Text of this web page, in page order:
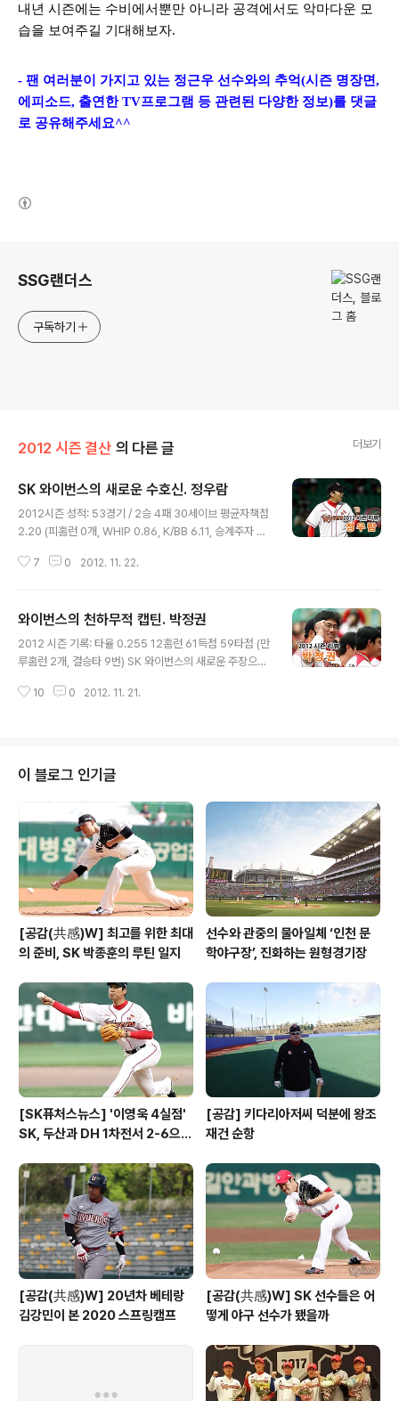
내년 시즌에는 수비에서뿐만 아니라 공격에서도 악마다운 모
습을 보여주길 기대해보자.
- 팬 여러분이 가지고 있는 정근우 선수와의 추억(시즌 명장면,
에피소드, 출연한 TV프로그램 등 관련된 다양한 정보)를 댓글
로 공유해주세요^^
SSG랜더스
구독하기
2012 시즌 결산 의 다른 글 더보기
SK 와이번스의 새로운 수호신. 정우람
2012시즌 성적: 53경기 / 2승 4패 30세이브 평균자책점
2.20 (피홈런 0개, WHIP 0.86, K/BB 6.11, 승계주자 실
으로 활약한 정우람. 최강의 좌완 셋업맨으로 이름을 알렸
문이다. 정우람은 프로 데뷔 후 7년간 16개의 세이브를 기
록했지만 풀타임 마무리로 나서는 것은 처음. 부담을 가질
수 밖에 없었다. 하지만 정우람은 4월 한 달간 8경기에서
월 잔 부상과 컨디션 난조로 힘든 시간을 보냈다. 세이브는
7 0 2012. 11. 22.
와이번스의 천하무적 캡틴. 박정권
2012 시즌 기록: 타율 0.255 12홈런 61득점 59타점 (만
루홈런 2개, 결승타 9번) SK 와이번스의 새로운 주장으로
위해 스프링캠프부터 굵은 땀방울을 흘렸다. 훈련에 매진
시즌이 시작되자 정반대의 모습을 보인다. 4월 한 달간 0.1
55의 타율을 기록하며 최악의 스타트를 끊는다. 5월에 4
월보다는 한결 나아진 모습을 보여줬지만 규정타석을 채운
타자 중 타율 최하위(0.184)를 기록하며 1군 엔트리에서
제외된다. 퓨처스리그에 출장하며 타격감을 끌어올린 박정
권은 열흘 ..
10 0 2012. 11. 21.
이 블로그 인기글
[공감(共感)W] 최고를 위한 최대
의 준비, SK 박종훈의 루틴 일지
선수와 관중의 물아일체 ‘인천 문
학야구장’, 진화하는 원형경기장
[SK퓨처스뉴스] '이영욱 4실점'
SK, 두산과 DH 1차전서 2-6으로
[공감] 키다리아저씨 덕분에 왕조
재건 순항
[공감(共感)W] 20년차 베테랑
김강민이 본 2020 스프링캠프
[공감(共感)W] SK 선수들은 어
떻게 야구 선수가 됐을까